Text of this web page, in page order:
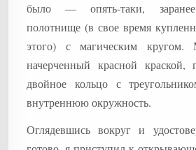
было — опять-таки,
полотнище (в свое время
этого) с магическим кругом.
начерченный красной краской,
двойное кольцо с
внутреннюю окружность.
Оглядевшись вокруг и